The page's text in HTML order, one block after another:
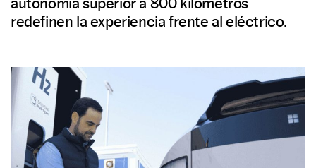
redefinen la experiencia frente al eléctrico.